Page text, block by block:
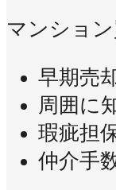
マンショ
早期売
周囲に
瑕疵担
仲介手